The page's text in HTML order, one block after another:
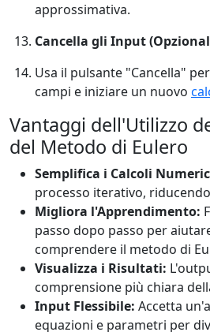
approssimativa.
Cancella gli Input
Usa il pulsante "Cancella"
campi e iniziare un nuovo
Vantaggi dell'Utilizzo
del Metodo di Eulero
Semplifica i Calcoli
processo iterativo,
Migliora l'Apprendimento:
passo dopo passo per
comprendere il metodo di
Visualizza i Risultati:
comprensione più chiara
Input Flessibile: Accetta
equazioni e parametri per